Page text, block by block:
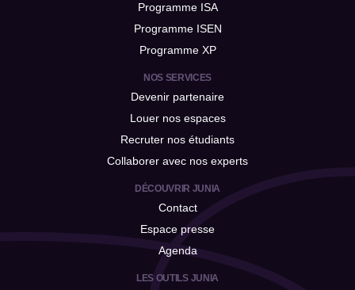
Programme ISA
Programme ISEN
Programme XP
NOS SERVICES
Devenir partenaire
Louer nos espaces
Recruter nos étudiants
Collaborer avec nos experts
DÉCOUVRIR JUNIA
Contact
Espace presse
Agenda
LES OUTILS JUNIA